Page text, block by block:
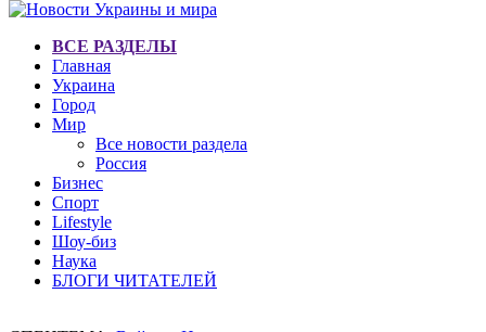
ВСЕ РАЗДЕЛЫ
Главная
Украина
Город
Мир
Все новости раздела
Россия
Бизнес
Спорт
Lifestyle
Шоу-биз
Наука
БЛОГИ ЧИТАТЕЛЕЙ